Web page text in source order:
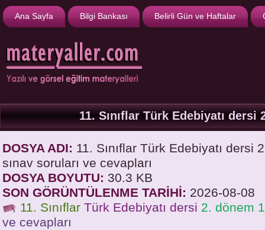
Ana Sayfa Bilgi Bankası Belirli Gün ve Haftalar
11. Sınıflar Türk Edebiyatı dersi
DOSYA ADI: 11. Sınıflar Türk Edebiyatı dersi
sınav soruları ve cevapları
DOSYA BOYUTU: 30.3 KB
SON GÖRÜNTÜLENME TARİHİ: 2026-08-08
11. Sınıflar Türk Edebiyatı dersi 2. dönem
ve cevapları